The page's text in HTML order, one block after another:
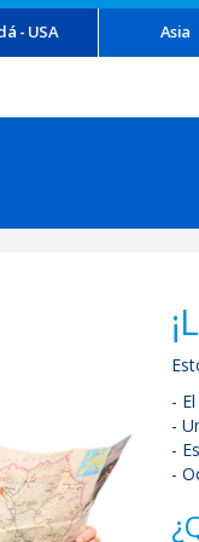
- USA Asia
-
-
-
-